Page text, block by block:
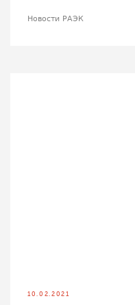
Новости РАЭК
10.02.2021